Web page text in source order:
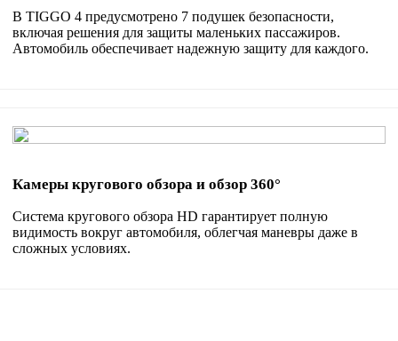
В TIGGO 4 предусмотрено 7 подушек безопасности,
включая решения для защиты маленьких пассажиров.
Автомобиль обеспечивает надежную защиту для каждого.
Камеры кругового обзора и обзор 360°
Система кругового обзора HD гарантирует полную
видимость вокруг автомобиля, облегчая маневры даже в
сложных условиях.